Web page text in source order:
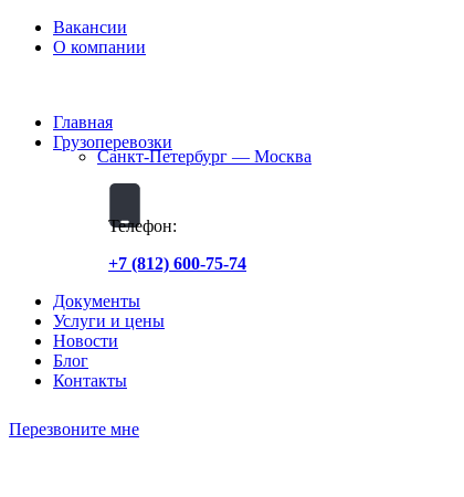
Вакансии
O компании
Главная
Грузоперевозки
Санкт-Петербург — Москва
Телефон:
+7 (812) 600-75-74
Документы
Услуги и цены
Новости
Блог
Контакты
Перезвоните мне